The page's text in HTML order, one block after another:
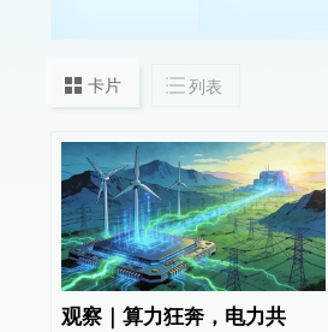
卡片 列表
观察｜算力狂奔，电力共